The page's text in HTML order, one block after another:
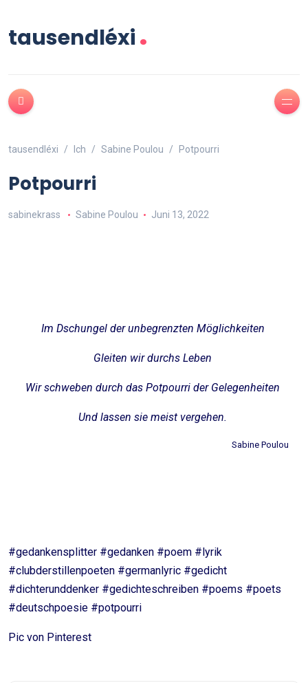
tausendléxi.
tausendléxi Ich Sabine Poulou Potpourri
Potpourri
sabinekrass Sabine Poulou Juni 13, 2022
Im Dschungel der unbegrenzten Möglichkeiten
Gleiten wir durchs Leben
Wir schweben durch das Potpourri der Gelegenheiten
Und lassen sie meist vergehen.
Sabine Poulou
#gedankensplitter #gedanken #poem #lyrik
#clubderstillenpoeten #germanlyric #gedicht
#dichterunddenker #gedichteschreiben #poems #poets
#deutschpoesie #potpourri
Pic von Pinterest